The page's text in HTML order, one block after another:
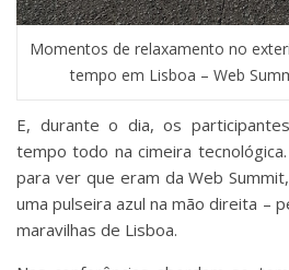
Momentos de relaxamento no
tempo em Lisboa – Web
E, durante o dia, os
tempo todo na cimeira
para ver que eram da Web
uma pulseira azul na mão direita –
maravilhas de Lisboa.